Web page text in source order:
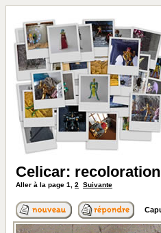
Celicar:
Aller à la page 1 2 Suivante